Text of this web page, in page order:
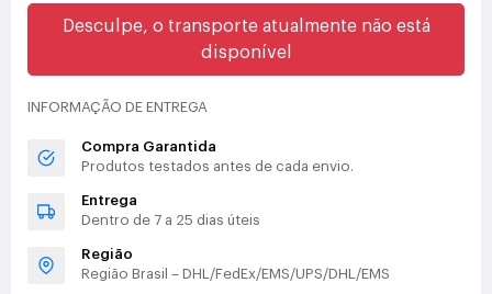
Desculpe, o transporte atualmente não está
disponível
INFORMAÇÃO DE ENTREGA
Compra Garantida
Produtos testados antes de cada envio.
Entrega
Dentro de 7 a 25 dias úteis
Região
Região Brasil – DHL/FedEx/EMS/UPS/DHL/EMS